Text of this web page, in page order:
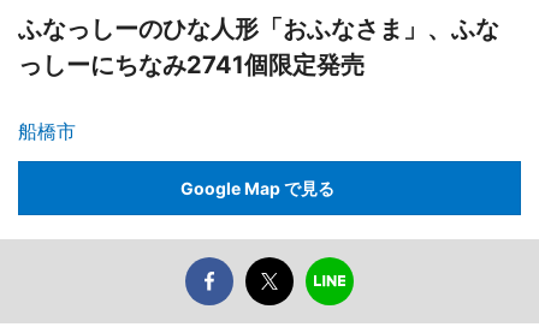
ふなっしーのひな人形「おふなさま」、ふな
っしーにちなみ2741個限定発売
船橋市
Google Map で見る